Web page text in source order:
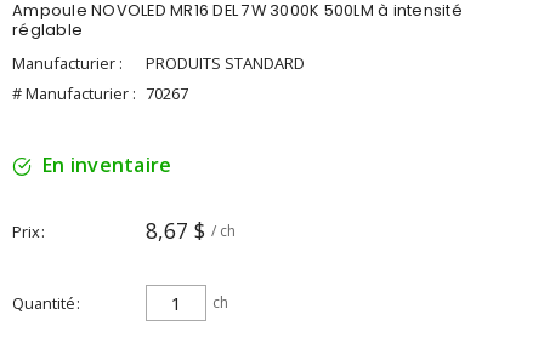
Ampoule NOVOLED MR16 DEL 7W 3000K 500LM à intensité
réglable
Manufacturier :
PRODUITS STANDARD
# Manufacturier : 70267
En inventaire
Prix 8,67 $ / ch
Quantité ch